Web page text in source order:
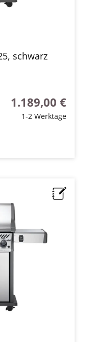
schwarz
Regulärer Preis:
1.189,00 €
1-2 Werktage